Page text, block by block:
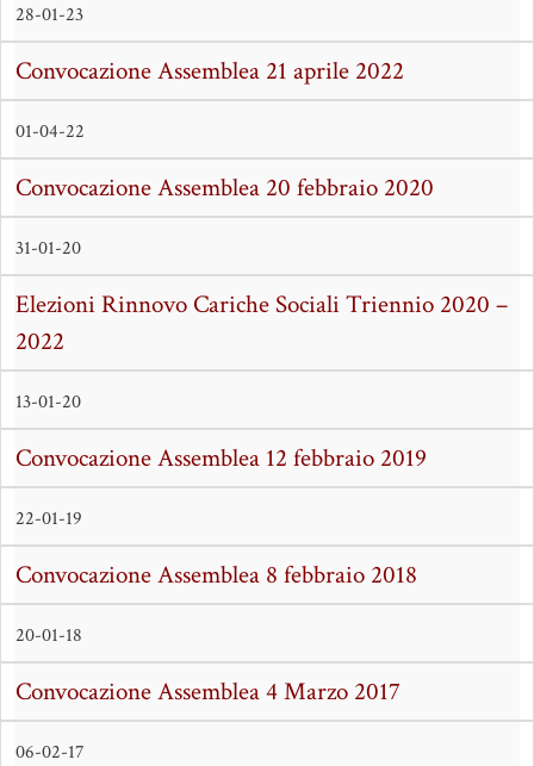
28-01-23
Convocazione Assemblea 21 aprile 2022
01-04-22
Convocazione Assemblea 20 febbraio 2020
31-01-20
Elezioni Rinnovo Cariche Sociali Triennio 2020 –
2022
13-01-20
Convocazione Assemblea 12 febbraio 2019
22-01-19
Convocazione Assemblea 8 febbraio 2018
20-01-18
Convocazione Assemblea 4 Marzo 2017
06-02-17